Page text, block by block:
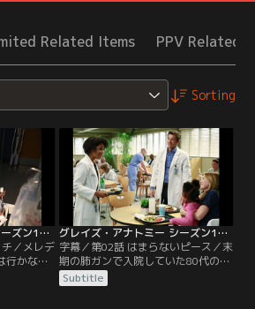
Related Items PPV Related
Sorting
グレイズ・アナトミー シーズン11 第01話／字幕
／メレデ
行かない
レック
漠で遭
グレイズ・アナトミー シーズン11 第02話／字幕
字幕／第02話 はまらないピース／末
期の肺ガンで入院していた80代の女
性が心静止状態となり、駆けつけた
マギーが蘇生に成功した。母の延命
Subtitle